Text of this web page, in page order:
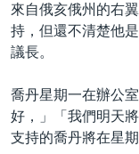
來自俄亥俄州的右
持，但還不清楚他
議長。
喬丹星期一在辦公
好，」「我們明天
支持的喬丹將在星